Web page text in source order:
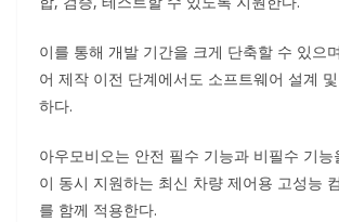
이를 통해 개발 기간을 크게 단축할 수 있으
어 제작 이전 단계에서도 소프트웨어 설계
하다.
아우모비오는 안전 필수 기능과 비필수 기능
이 동시 지원하는 최신 차량 제어용 고성능
를 함께 적용한다.